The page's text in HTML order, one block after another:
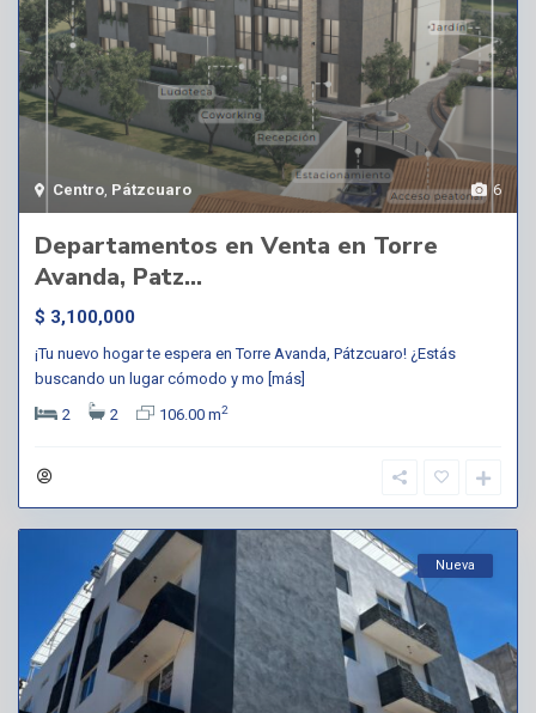
6
Centro Pátzcuaro
Departamentos en Venta en Torre
Avanda, Patz...
$ 3,100,000
¡Tu nuevo hogar te espera en Torre Avanda, Pátzcuaro! ¿Estás
buscando un lugar cómodo y mo [más]
2
2 106.00 m2
Nueva